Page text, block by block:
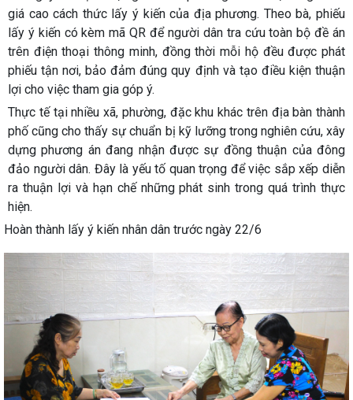
giá cao cách thức lấy ý kiến của địa phương. Theo bà, phiếu
lấy ý kiến có kèm mã QR để người dân tra cứu toàn bộ đề án
trên điện thoại thông minh, đồng thời mỗi hộ đều được phát
phiếu tận nơi, bảo đảm đúng quy định và tạo điều kiện thuận
lợi cho việc tham gia góp ý.
Thực tế tại nhiều xã, phường, đặc khu khác trên địa bàn thành
phố cũng cho thấy sự chuẩn bị kỹ lưỡng trong nghiên cứu, xây
dựng phương án đang nhận được sự đồng thuận của đông
đảo người dân. Đây là yếu tố quan trọng để việc sắp xếp diễn
ra thuận lợi và hạn chế những phát sinh trong quá trình thực
hiện.
Hoàn thành lấy ý kiến nhân dân trước ngày 22/6